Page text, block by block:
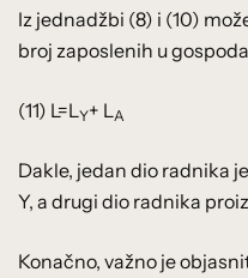
Iz jednadžbi (8) i (10)
broj zaposlenih u
(11) L=LY+ LA
Dakle, jedan dio radnika
Y, a drugi dio radnika
Konačno, važno je